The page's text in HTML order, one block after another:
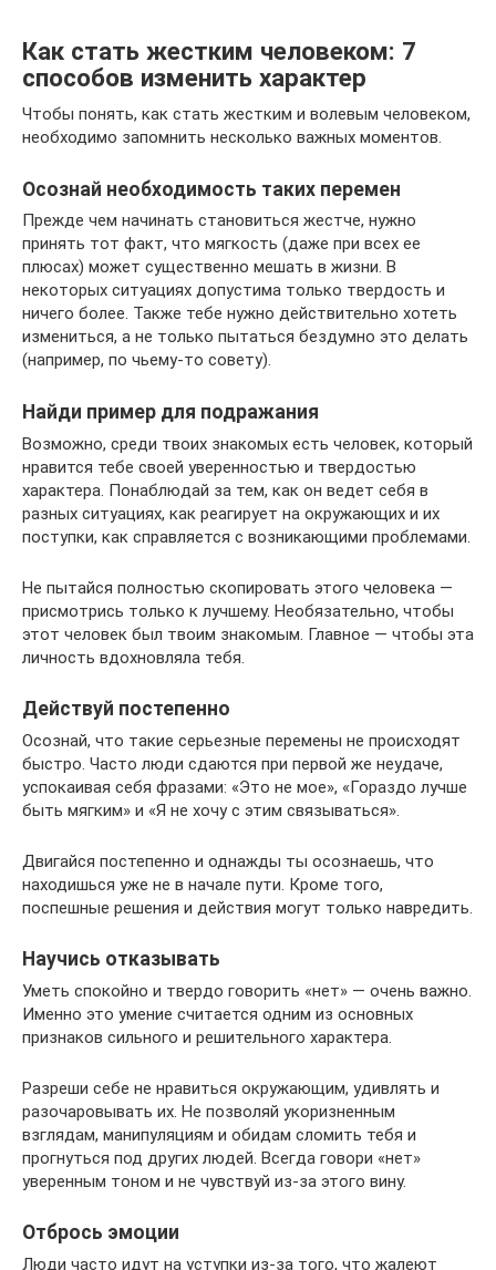
Как стать жестким человеком: 7
способов изменить характер
Чтобы понять, как стать жестким и волевым человеком,
необходимо запомнить несколько важных моментов.
Осознай необходимость таких перемен
Прежде чем начинать становиться жестче, нужно
принять тот факт, что мягкость (даже при всех ее
плюсах) может существенно мешать в жизни. В
некоторых ситуациях допустима только твердость и
ничего более. Также тебе нужно действительно хотеть
измениться, а не только пытаться бездумно это делать
(например, по чьему-то совету).
Найди пример для подражания
Возможно, среди твоих знакомых есть человек, который
нравится тебе своей уверенностью и твердостью
характера. Понаблюдай за тем, как он ведет себя в
разных ситуациях, как реагирует на окружающих и их
поступки, как справляется с возникающими проблемами.
Не пытайся полностью скопировать этого человека —
присмотрись только к лучшему. Необязательно, чтобы
этот человек был твоим знакомым. Главное — чтобы эта
личность вдохновляла тебя.
Действуй постепенно
Осознай, что такие серьезные перемены не происходят
быстро. Часто люди сдаются при первой же неудаче,
успокаивая себя фразами: «Это не мое», «Гораздо лучше
быть мягким» и «Я не хочу с этим связываться».
Двигайся постепенно и однажды ты осознаешь, что
находишься уже не в начале пути. Кроме того,
поспешные решения и действия могут только навредить.
Научись отказывать
Уметь спокойно и твердо говорить «нет» — очень важно.
Именно это умение считается одним из основных
признаков сильного и решительного характера.
Разреши себе не нравиться окружающим, удивлять и
разочаровывать их. Не позволяй укоризненным
взглядам, манипуляциям и обидам сломить тебя и
прогнуться под других людей. Всегда говори «нет»
уверенным тоном и не чувствуй из-за этого вину.
Отбрось эмоции
Люди часто идут на уступки из-за того, что жалеют